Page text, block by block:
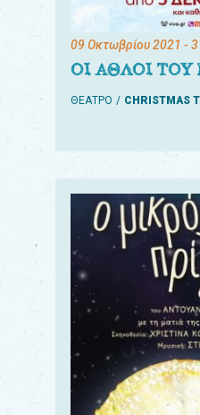
09 Οκτωβρίου 2021 -
ΟΙ ΑΘΛΟΙ
ΘΕΑΤΡΟ CHRISTMAS